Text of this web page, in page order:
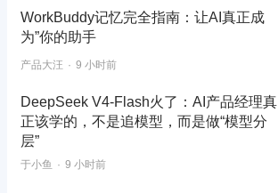
WorkBuddy记忆完全指南：让AI真正成
为”你的助手
产品大汪 9 小时前
DeepSeek V4-Flash火了：AI产品经理真
正该学的，不是追模型，而是做“模型分
层”
于小鱼 9 小时前